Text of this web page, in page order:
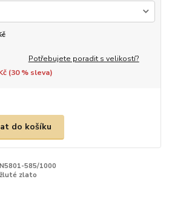
Potřebujete poradit s velikostí?
(30% sleva)
do košíku
N5801-585/1000
žluté zlato